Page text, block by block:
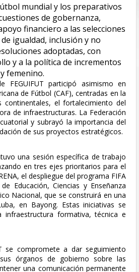
mundial y los preparativos
de gobernanza,
financiero a las selecciones
igualdad, inclusión y no
adoptadas, con
y a la política de incrementos
femenino.
participó asimismo en
de Fútbol (CAF), centradas en la
continentales, el fortalecimiento del
de infraestructuras. La Federación
y subrayó la importancia del
de sus proyectos estratégicos.
una sesión específica de trabajo
en tres ejes prioritarios para el
el despliegue del programa FIFA
Educación, Ciencias y Enseñanza
Nacional, que se construirá en una
en Bayong. Estas iniciativas se
formativa, técnica e
se compromete a dar seguimiento
órganos de gobierno sobre las
una comunicación permanente